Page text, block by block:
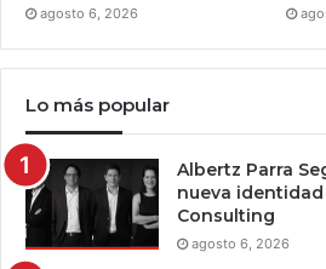
agosto 6, 2026
Lo más popular
Albertz Parra
nueva
Consulting
agosto 6, 2026